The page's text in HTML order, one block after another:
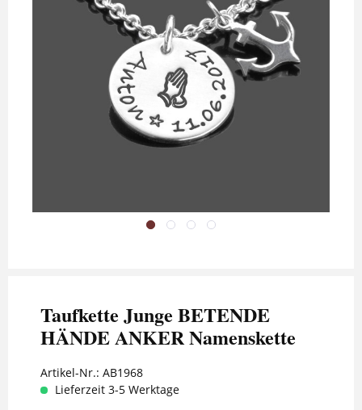
Taufkette Junge BETENDE
HÄNDE ANKER Namenskette
Artikel-Nr.: AB1968
Lieferzeit 3-5 Werktage